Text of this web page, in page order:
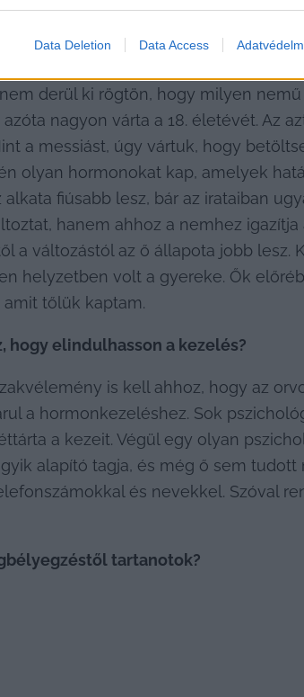
Data Deletion Data Access
a névkérdés. A jelenleg
lánynevet. Mivel a gyerek
változtatjuk meg a nevét. Hogy
derül ki rögtön, hogy milyen nemű
nagyon várta a 18. életévét. Az
a messiást, úgy vártuk, hogy
olyan hormonokat kap, amelyek
fiúsabb lesz, bár az irataiban
hanem ahhoz a nemhez
a változástól az ő állapota jobb
helyzetben volt a gyereke. Ők
tőlük kaptam.
hogy elindulhasson a kezelés?
is kell ahhoz, hogy az
a hormonkezeléshez. Sok
a kezeit. Végül egy olyan
alapító tagja, és még ő sem
és nevekkel. Szóval
tartanotok?